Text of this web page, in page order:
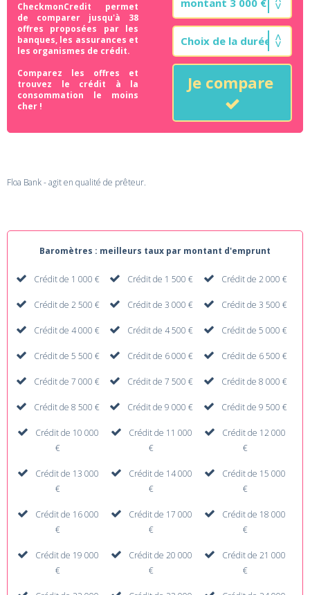
CheckmonCredit permet
de comparer jusqu'à 38
offres proposées par les
banques, les assurances et
les organismes de crédit.
Comparez les offres et
trouvez le crédit à la
consommation le moins
cher !
Je compare
Floa Bank - agit en qualité de prêteur.
Baromètres : meilleurs taux par montant d'emprunt
Crédit de 1 000 € Crédit de 1 500 € Crédit de 2 000 €
Crédit de 2 500 € Crédit de 3 000 € Crédit de 3 500 €
Crédit de 4 000 € Crédit de 4 500 € Crédit de 5 000 €
Crédit de 5 500 € Crédit de 6 000 € Crédit de 6 500 €
Crédit de 7 000 € Crédit de 7 500 € Crédit de 8 000 €
Crédit de 8 500 € Crédit de 9 000 € Crédit de 9 500 €
Crédit de 10 000
€
Crédit de 11 000
€
Crédit de 12 000
€
Crédit de 13 000
€
Crédit de 14 000
€
Crédit de 15 000
€
Crédit de 16 000
€
Crédit de 17 000
€
Crédit de 18 000
€
Crédit de 19 000
€
Crédit de 20 000
€
Crédit de 21 000
€